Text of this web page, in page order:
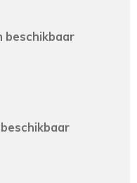
beschikbaar